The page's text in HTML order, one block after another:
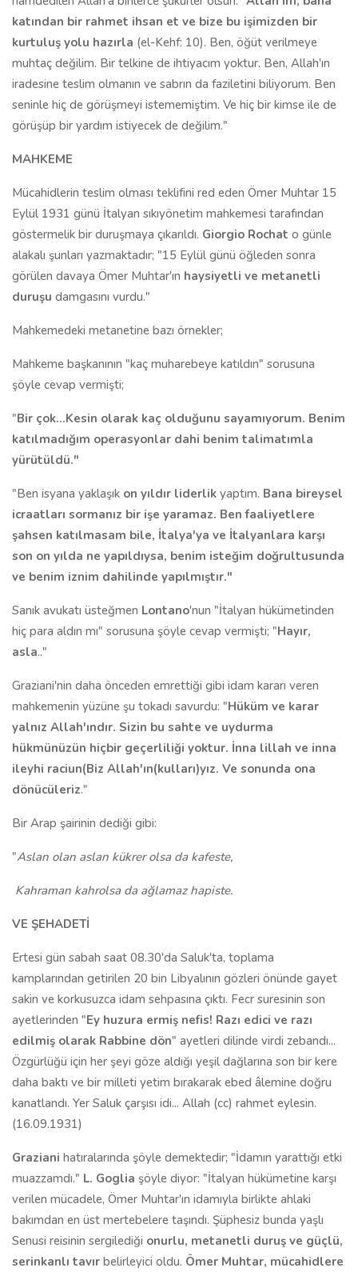
katından bir rahmet ihsan et ve bize bu işimizden bir
kurtuluş yolu hazırla (el-Kehf: 10). Ben, öğüt verilmeye
muhtaç değilim. Bir telkine de ihtiyacım yoktur. Ben, Allah'ın
iradesine teslim olmanın ve sabrın da faziletini biliyorum. Ben
seninle hiç de görüşmeyi istememiştim. Ve hiç bir kimse ile de
görüşüp bir yardım istiyecek de değilim."
MAHKEME
Mücahidlerin teslim olması teklifini red eden Ömer Muhtar 15
Eylül 1931 günü İtalyan sıkıyönetim mahkemesi tarafından
göstermelik bir duruşmaya çıkarıldı. Giorgio Rochat o günle
alakalı şunları yazmaktadır; "15 Eylül günü öğleden sonra
görülen davaya Ömer Muhtar'ın haysiyetli ve metanetli
duruşu damgasını vurdu."
Mahkemedeki metanetine bazı örnekler;
Mahkeme başkanının "kaç muharebeye katıldın" sorusuna
şöyle cevap vermişti;
"Bir çok...Kesin olarak kaç olduğunu sayamıyorum. Benim
katılmadığım operasyonlar dahi benim talimatımla
yürütüldü."
"Ben isyana yaklaşık on yıldır liderlik yaptım. Bana bireysel
icraatları sormanız bir işe yaramaz. Ben faaliyetlere
şahsen katılmasam bile, İtalya'ya ve İtalyanlara karşı
son on yılda ne yapıldıysa, benim isteğim doğrultusunda
ve benim iznim dahilinde yapılmıştır."
Sanık avukatı üsteğmen Lontano'nun "İtalyan hükümetinden
hiç para aldın mı" sorusuna şöyle cevap vermişti; "Hayır,
asla.."
Graziani'nin daha önceden emrettiği gibi idam kararı veren
mahkemenin yüzüne şu tokadı savurdu: "Hüküm ve karar
yalnız Allah'ındır. Sizin bu sahte ve uydurma
hükmünüzün hiçbir geçerliliği yoktur. İnna lillah ve inna
ileyhi raciun(Biz Allah'ın(kulları)yız. Ve sonunda ona
dönücüleriz."
Bir Arap şairinin dediği gibi:
"Aslan olan aslan kükrer olsa da kafeste,
Kahraman kahrolsa da ağlamaz hapiste.
VE ŞEHADETİ
Ertesi gün sabah saat 08.30'da Saluk'ta, toplama
kamplarından getirilen 20 bin Libyalının gözleri önünde gayet
sakin ve korkusuzca idam sehpasına çıktı. Fecr suresinin son
ayetlerinden "Ey huzura ermiş nefis! Razı edici ve razı
edilmiş olarak Rabbine dön" ayetleri dilinde virdi zebandı...
Özgürlüğü için her şeyi göze aldığı yeşil dağlarına son bir kere
daha baktı ve bir milleti yetim bırakarak ebed âlemine doğru
kanatlandı. Yer Saluk çarşısı idi... Allah (cc) rahmet eylesin.
(16.09.1931)
Graziani hatıralarında şöyle demektedir; "İdamın yarattığı etki
muazzamdı." L. Goglia şöyle diyor: "İtalyan hükümetine karşı
verilen mücadele, Ömer Muhtar'ın idamıyla birlikte ahlaki
bakımdan en üst mertebelere taşındı. Şüphesiz bunda yaşlı
Senusi reisinin sergilediği onurlu, metanetli duruş ve güçlü,
serinkanlı tavır belirleyici oldu. Ömer Muhtar, mücahidlere